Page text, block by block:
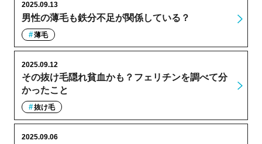
男性の薄毛も鉄分不足が関係している？
2025.09.13
薄毛
その抜け毛隠れ貧血かも？フェリチンを調べて分
かったこと
2025.09.12
抜け毛
2025.09.06